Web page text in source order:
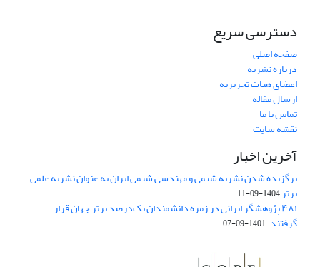
دسترسی سریع
صفحه اصلی
درباره نشریه
اعضای هیات تحریریه
ارسال مقاله
تماس با ما
نقشه سایت
آخرین اخبار
برگزیده شدن نشریه شیمی و مهندسی شیمی ایران به عنوان نشریه علمی
برتر1404-09-11
۴۸۱ پژوهشگر ایرانی در زمره دانشمندان یک‌درصد برتر جهان قرار
گرفتند.1401-09-07